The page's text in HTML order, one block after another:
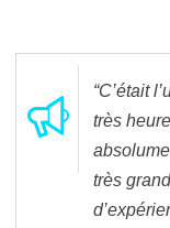
“C’était
très
très